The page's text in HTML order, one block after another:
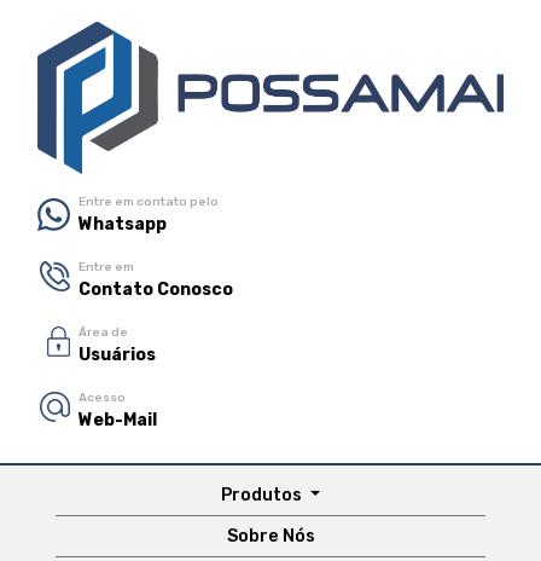
Entre em contato pelo
Whatsapp
Entre em
Contato Conosco
Área de
Usuários
Acesso
Web-Mail
Produtos
Sobre Nós